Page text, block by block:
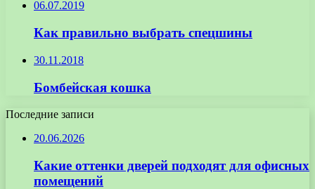
06.07.2019
Как правильно выбрать спецшины
30.11.2018
Бомбейская кошка
Последние записи
20.06.2026
Какие оттенки дверей подходят для офисных
помещений